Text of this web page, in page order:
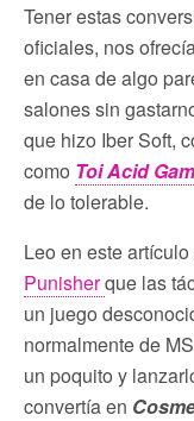
Tener estas
oficiales, nos
en casa de algo
salones sin
que hizo Iber Soft,
como Toi Acid
de lo tolerable.
Leo en este
Punisherque las
un juego
normalmente de
un poquito y
convertía en